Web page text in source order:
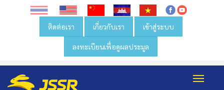
ติดต่อเรา เกี่ยวกับเรา เข้าสู่ระบบ
ลงทะเบียนเพื่อดูผลประมูล